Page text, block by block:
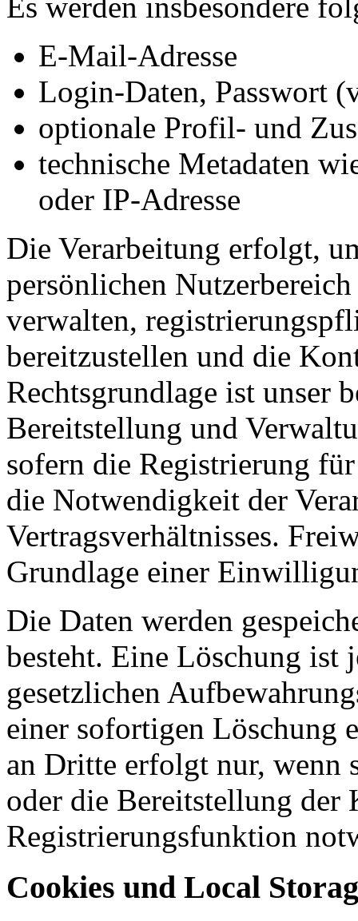
E-Mail-Adresse
Login-Daten, Passwort
optionale Profil- und
technische Metadaten
oder IP-Adresse
Die Verarbeitung erfolgt,
persönlichen
verwalten,
bereitzustellen und die
Rechtsgrundlage ist unser
Bereitstellung und
sofern die Registrierung
die Notwendigkeit der
Vertragsverhältnisses.
Grundlage einer
Die Daten werden
besteht. Eine Löschung ist
gesetzlichen
einer sofortigen Löschung
an Dritte erfolgt nur, wenn
oder die Bereitstellung der
Registrierungsfunktion
Cookies und Local